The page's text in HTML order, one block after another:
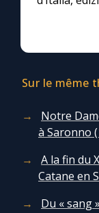
Contact
Marie de
Sur le même
Notre
à Saronno
A la fin du
Catane en
Du « sang